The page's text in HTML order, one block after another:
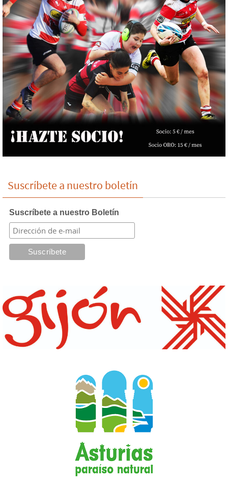
Suscríbete a nuestro boletín
Suscríbete a nuestro Boletín